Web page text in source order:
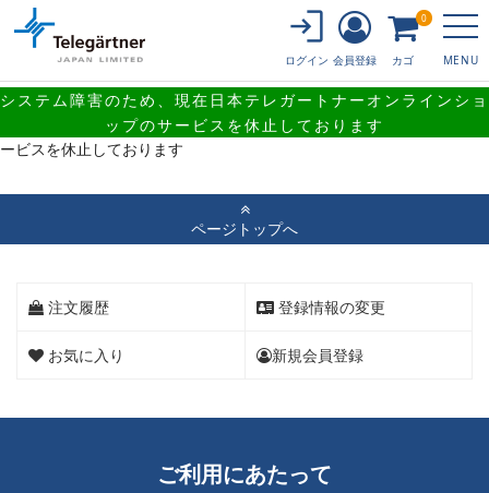
システム障害のため、現在日本テレガートナーオンラインショ
ップのサービスを休止しております
MENU
ログイン 会員登録 カゴ
0
システム障害のため、現在日本テレガートナーオンラインショップのサ
ービスを休止しております
ページトップへ
注文履歴 登録情報の変更
お気に入り 新規会員登録
ご利用にあたって